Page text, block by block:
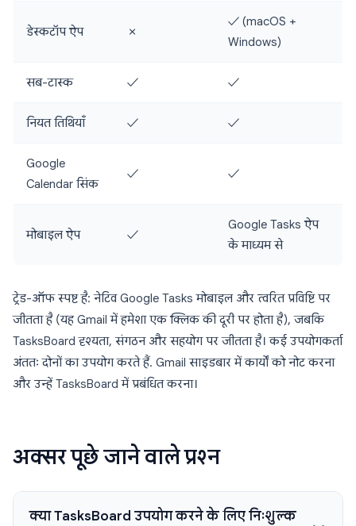
डेस्कटॉप ऐप ✗
✓ (macOS +
Windows)
सब-टास्क ✓ ✓
नियत तिथियाँ ✓ ✓
Google
Calendar सिंक
✓ ✓
मोबाइल ऐप ✓
Google Tasks ऐप
के माध्यम से
ट्रेड-ऑफ स्पष्ट है: नेटिव Google Tasks मोबाइल और त्वरित प्रविष्टि पर
जीतता है (यह Gmail में हमेशा एक क्लिक की दूरी पर होता है), जबकि
TasksBoard दृश्यता, संगठन और सहयोग पर जीतता है। कई उपयोगकर्ता
अंततः दोनों का उपयोग करते हैं. Gmail साइडबार में कार्यों को नोट करना
और उन्हें TasksBoard में प्रबंधित करना।
अक्सर पूछे जाने वाले प्रश्न
क्या TasksBoard उपयोग करने के लिए निःशुल्क